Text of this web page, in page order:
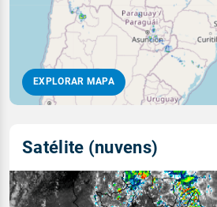
EXPLORAR MAPA
Satélite (nuvens)